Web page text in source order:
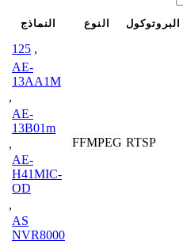
النماذج النوع البروتوكول
125 ,
AE-
13AA1M
,
AE-
13B01m
,
AE-
H41MIC-
OD
,
AS
NVR8000
FFMPEG RTSP